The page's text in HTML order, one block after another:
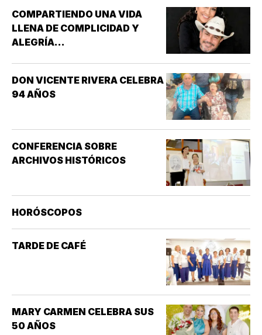
COMPARTIENDO UNA VIDA
LLENA DE COMPLICIDAD Y
ALEGRÍA...
DON VICENTE RIVERA CELEBRA
94 AÑOS
CONFERENCIA SOBRE
ARCHIVOS HISTÓRICOS
HORÓSCOPOS
TARDE DE CAFÉ
MARY CARMEN CELEBRA SUS
50 AÑOS